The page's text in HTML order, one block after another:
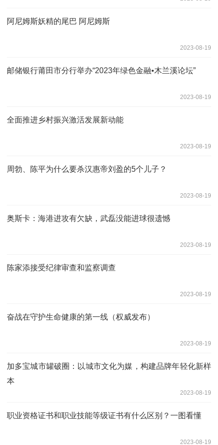
阿尼姆斯妖精的尾巴 阿尼姆斯
2023-08-19
邮储银行莆田市分行举办“2023年绿色金融•木兰溪论坛”
2023-08-19
全面推进乡村振兴激活发展新动能
2023-08-19
周勃、陈平为什么要杀汉惠帝刘盈的5个儿子？
2023-08-19
奥斯卡：海港进攻有欠缺，武磊没能进球很遗憾
2023-08-19
陈家添接受纪律审查和监察调查
2023-08-19
奋战在守护生命健康的第一线（权威发布）
2023-08-19
加多宝城市罐破圈：以城市文化为媒，构建品牌年轻化新样
本
2023-08-19
职业资格证书和职业技能等级证书有什么区别？一图看懂
2023-08-19